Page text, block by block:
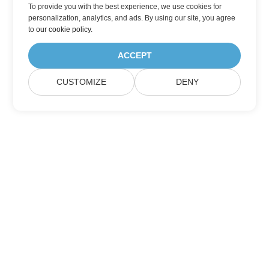
To provide you with the best experience, we use cookies for
personalization, analytics, and ads. By using our site, you agree
toour cookie policy.
ACCEPT
CUSTOMIZE DENY